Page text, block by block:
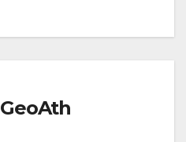
GeoAth